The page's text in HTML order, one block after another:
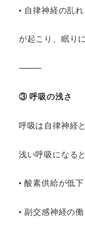
• 自律神経の乱れ
が起こり、眠り
⸻
③ 呼吸の浅さ
呼吸は自律神経
浅い呼吸になると
• 酸素供給が低下
• 副交感神経の